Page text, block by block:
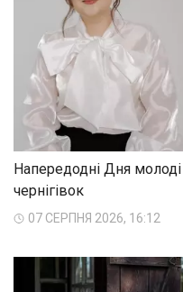
Напередодні Дня
чернігівок
07 СЕРПНЯ 2026, 16:12